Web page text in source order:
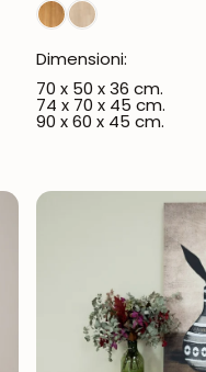
Dimensioni:
70 x 50 x 36 cm.
74 x 70 x 45 cm.
90 x 60 x 45 cm.